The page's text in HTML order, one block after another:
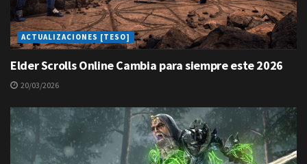
ACTUALIZACIONES [TESO]
Elder Scrolls Online Cambia para siempre este 2026
20/03/2026